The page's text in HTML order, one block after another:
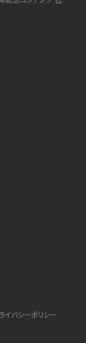
イバシーポリシー